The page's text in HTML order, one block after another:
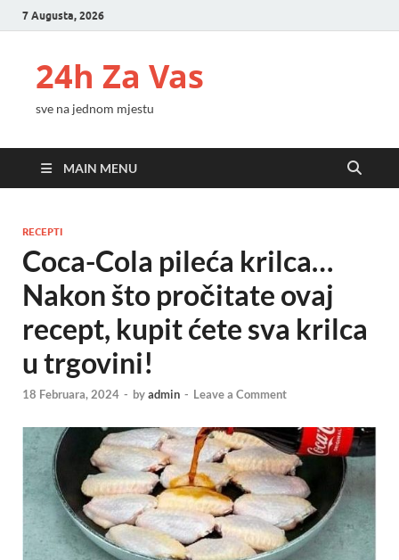
7 Augusta, 2026
24h Za Vas
sve na jednom mjestu
MAIN MENU
RECEPTI
Coca-Cola pileća krilca…
Nakon što pročitate ovaj
recept, kupit ćete sva krilca
u trgovini!
18 Februara, 2024 - byadmin - Leave a Comment